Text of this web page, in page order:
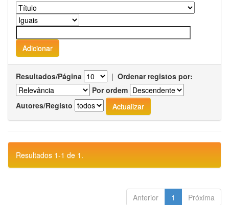
Resultados/Página | Ordenar registos por:
Por ordem
Autores/Registo
Resultados 1-1 de 1.
Anterior 1 Próxima